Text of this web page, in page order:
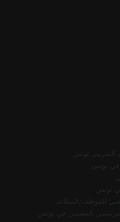
الضريبي تونس
في تونس
تونس
للموظف/المتقاعد
المقيمين في تونس